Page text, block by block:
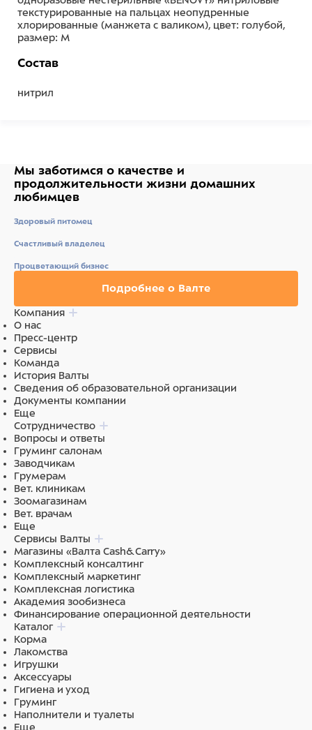
текстурированные на пальцах неопудренные
хлорированные (манжета с валиком), цвет: голубой,
размер: M
Состав
нитрил
Мы заботимся о качестве и
продолжительности жизни домашних
любимцев
Здоровый питомец
Счастливый владелец
Процветающий бизнес
Подробнее о Валте
Компания
О нас
Пресс-центр
Сервисы
Команда
История Валты
Сведения об образовательной организации
Документы компании
Еще
Сотрудничество
Вопросы и ответы
Груминг салонам
Заводчикам
Грумерам
Вет. клиникам
Зоомагазинам
Вет. врачам
Еще
Сервисы Валты
Магазины «Валта Cash&Carry»
Комплексный консалтинг
Комплексный маркетинг
Комплексная логистика
Академия зообизнеса
Финансирование операционной деятельности
Каталог
Корма
Лакомства
Игрушки
Аксессуары
Гигиена и уход
Груминг
Наполнители и туалеты
Еще